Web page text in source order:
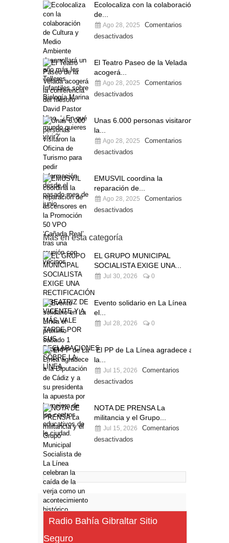
Ecolocaliza con la colaboración
de...
Ago 28, 2025
Comentarios
desactivados
El Teatro Paseo de la Velada
acogerá...
Ago 28, 2025
Comentarios
desactivados
Unas 6.000 personas visitaron
la...
Ago 28, 2025
Comentarios
desactivados
EMUSVIL coordina la
reparación de...
Ago 28, 2025
Comentarios
desactivados
Más en esta categoría
EL GRUPO MUNICIPAL
SOCIALISTA EXIGE UNA...
Jul 30, 2026 0
Evento solidario en La Línea
el...
Jul 28, 2026 0
El PP de La Línea agradece a
la...
Jul 15, 2026
Comentarios
desactivados
NOTA DE PRENSA La
militancia y el Grupo...
Jul 15, 2026
Comentarios
desactivados
Radio Bahía Gibraltar Sitio
Seguro